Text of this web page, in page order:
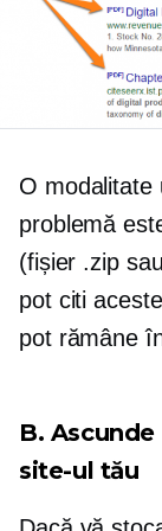
O modalitate
problemă
(fișier .zip
pot citi
pot rămâne
B.
site-ul tău